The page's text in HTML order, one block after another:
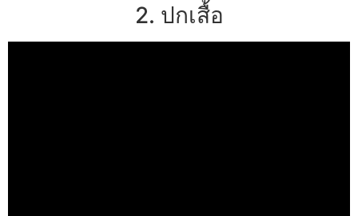
2. ปกเสื้อ